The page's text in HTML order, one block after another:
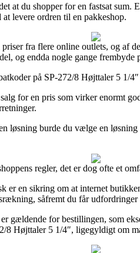
du shopper for en fastsat
levere ordren til en pakkeshop.
fra flere online outlets, og af
og endda nogle gange frembyde
på SP-272/8 Højttaler 5 1/
for en pris som virker enormt
løsning burde du vælge en
regler, det er dog ofte et
en sikring om at internet
såfremt du får
gældende for bestillingen, som
8 Højttaler 5 1/4″, ligegyldigt om